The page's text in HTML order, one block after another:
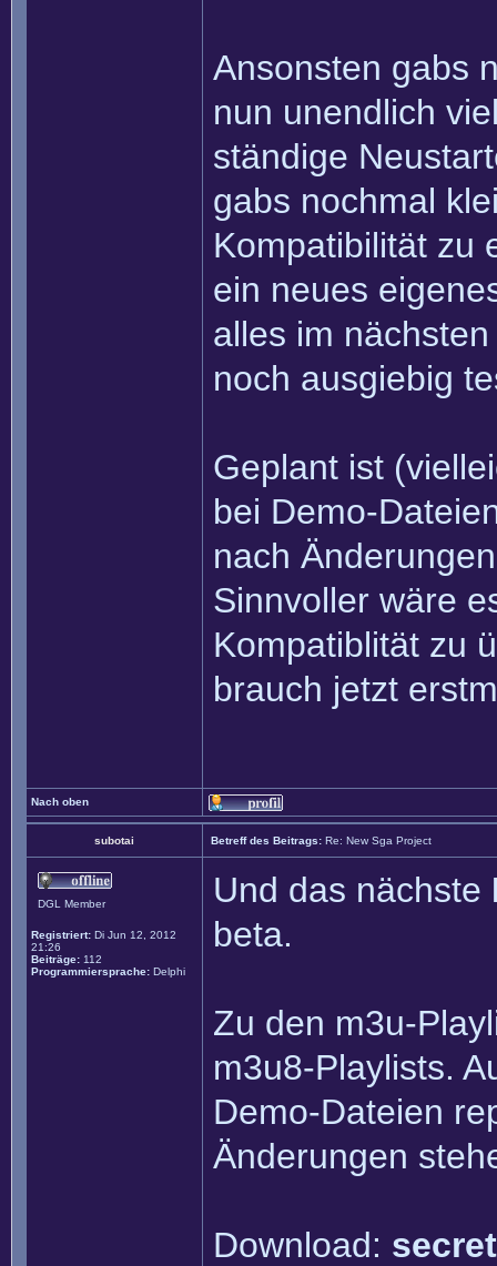
Ansonsten gabs
nun unendlich
ständige
gabs nochmal
Kompatibilität zu
ein neues
alles im
noch ausgiebig
Geplant ist
bei Demo-
nach
Sinnvoller wäre
Kompatiblität zu
brauch jetzt
Nach oben
subotai Betreff des Beitrags: Re: New Sga Project
DGL Member
Registriert: Di Jun 12, 2012
21:26
Beiträge: 112
Programmiersprache: Delphi
Und das nächste
beta.
Zu den m3u-
m3u8-Playlists.
Demo-Dateien
Änderungen
Download: